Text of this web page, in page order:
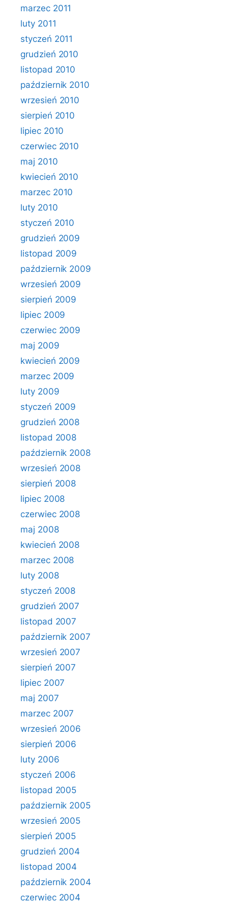
marzec 2011
luty 2011
styczeń 2011
grudzień 2010
listopad 2010
październik 2010
wrzesień 2010
sierpień 2010
lipiec 2010
czerwiec 2010
maj 2010
kwiecień 2010
marzec 2010
luty 2010
styczeń 2010
grudzień 2009
listopad 2009
październik 2009
wrzesień 2009
sierpień 2009
lipiec 2009
czerwiec 2009
maj 2009
kwiecień 2009
marzec 2009
luty 2009
styczeń 2009
grudzień 2008
listopad 2008
październik 2008
wrzesień 2008
sierpień 2008
lipiec 2008
czerwiec 2008
maj 2008
kwiecień 2008
marzec 2008
luty 2008
styczeń 2008
grudzień 2007
listopad 2007
październik 2007
wrzesień 2007
sierpień 2007
lipiec 2007
maj 2007
marzec 2007
wrzesień 2006
sierpień 2006
luty 2006
styczeń 2006
listopad 2005
październik 2005
wrzesień 2005
sierpień 2005
grudzień 2004
listopad 2004
październik 2004
czerwiec 2004